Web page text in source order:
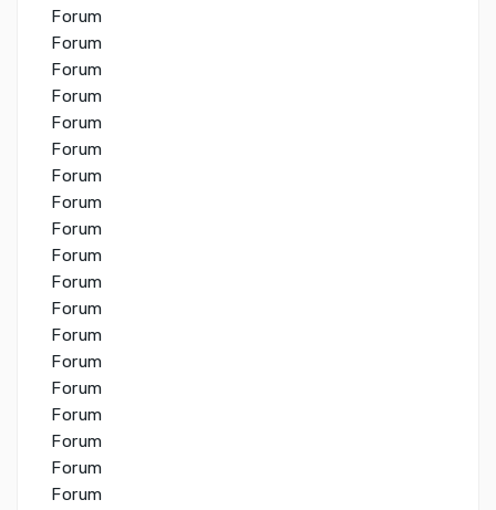
Forum
Forum
Forum
Forum
Forum
Forum
Forum
Forum
Forum
Forum
Forum
Forum
Forum
Forum
Forum
Forum
Forum
Forum
Forum